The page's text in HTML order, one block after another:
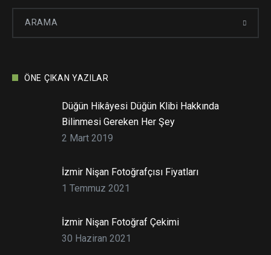
ÖNE ÇIKAN YAZILAR
Düğün Hikâyesi Düğün Klibi Hakkında
Bilinmesi Gereken Her Şey
2 Mart 2019
İzmir Nişan Fotoğrafçısı Fiyatları
1 Temmuz 2021
İzmir Nişan Fotoğraf Çekimi
30 Haziran 2021